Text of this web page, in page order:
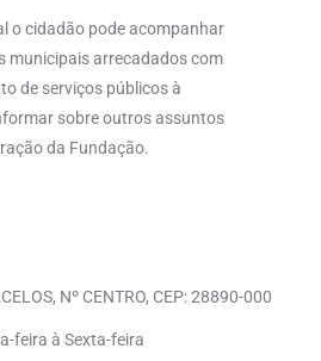
o cidadão pode acompanhar
municipais arrecadados com
de serviços públicos à
sobre outros assuntos
da Fundação.
Nº CENTRO, CEP: 28890-000
feira à Sexta-feira